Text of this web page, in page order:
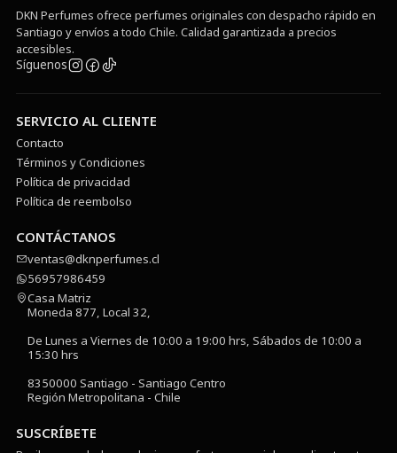
DKN Perfumes ofrece perfumes originales con despacho rápido en
Santiago y envíos a todo Chile. Calidad garantizada a precios
accesibles.
Síguenos
SERVICIO AL CLIENTE
Contacto
Términos y Condiciones
Política de privacidad
Política de reembolso
CONTÁCTANOS
ventas@dknperfumes.cl
56957986459
Casa Matriz
Moneda 877, Local 32,
De Lunes a Viernes de 10:00 a 19:00 hrs, Sábados de 10:00 a
15:30 hrs
8350000 Santiago - Santiago Centro
Región Metropolitana - Chile
SUSCRÍBETE